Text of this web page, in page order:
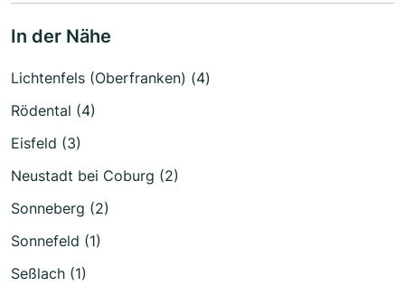
In der Nähe
Lichtenfels (Oberfranken) (4)
Rödental (4)
Eisfeld (3)
Neustadt bei Coburg (2)
Sonneberg (2)
Sonnefeld (1)
Seßlach (1)